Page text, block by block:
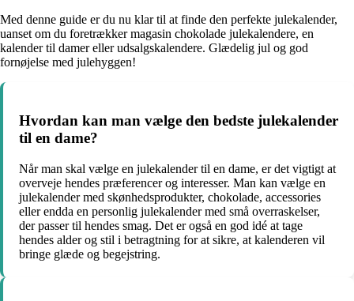
Med denne guide er du nu klar til at finde den perfekte julekalender,
uanset om du foretrækker magasin chokolade julekalendere, en
kalender til damer eller udsalgskalendere. Glædelig jul og god
fornøjelse med julehyggen!
Hvordan kan man vælge den bedste julekalender
til en dame?
Når man skal vælge en julekalender til en dame, er det vigtigt at
overveje hendes præferencer og interesser. Man kan vælge en
julekalender med skønhedsprodukter, chokolade, accessories
eller endda en personlig julekalender med små overraskelser,
der passer til hendes smag. Det er også en god idé at tage
hendes alder og stil i betragtning for at sikre, at kalenderen vil
bringe glæde og begejstring.